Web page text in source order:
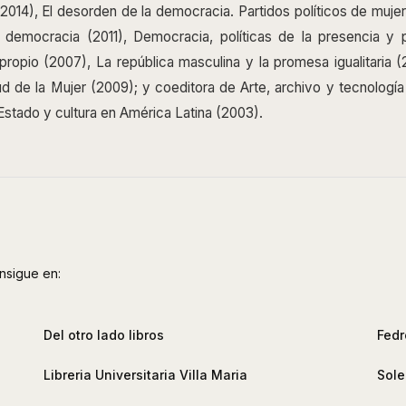
El desorden de la democracia. Partidos políticos de
democracia (2011), Democracia, políticas de la presencia y
(2007), La república masculina y la promesa igualitaria
de la Mujer (2009); y coeditora de Arte, archivo y
y cultura en América Latina (2003).
en:
Del otro lado libros
Libreria Universitaria Villa Maria